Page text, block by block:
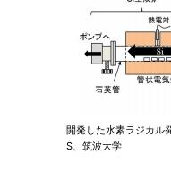
開発した水素ラジカル
S、筑波大学